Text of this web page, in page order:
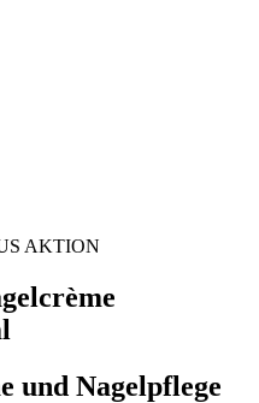
AKTION
und Nagelpflege